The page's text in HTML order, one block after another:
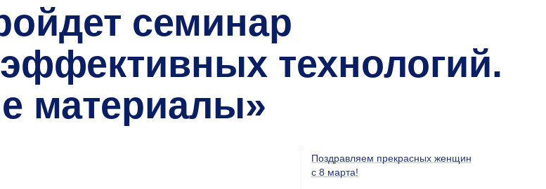
семинар
технологий.
материалы»
Поздравляем прекрасных женщин
с 8 марта!